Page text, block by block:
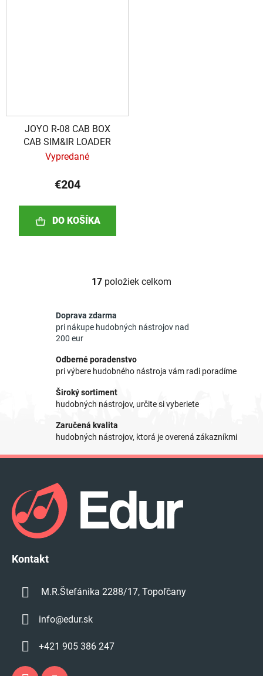
JOYO R-08 CAB BOX
CAB SIM&IR LOADER
Vypredané
€204
DO KOŠÍKA
O
á
c
i
p
k
y
p
u
17 položiek celkom
Doprava zdarma
pri nákupe hudobných nástrojov nad
200 eur
Odberné poradenstvo
pri výbere hudobného nástroja vám radi poradíme
Široký sortiment
hudobných nástrojov, určite si vyberiete
Zaručená kvalita
hudobných nástrojov, ktorá je overená zákazníkmi
Kontakt
M.R.Štefánika 2288/17, Topoľčany
info@edur.sk
+421 905 386 247